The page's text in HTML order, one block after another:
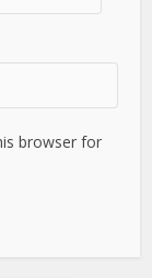
browser for